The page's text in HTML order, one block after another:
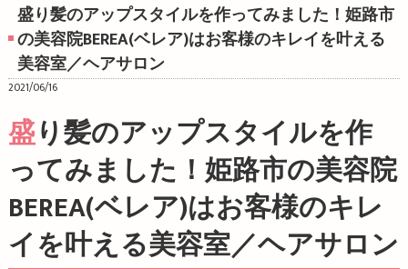
盛り髪のアップスタイルを作ってみました！姫路市
の美容院BEREA(ベレア)はお客様のキレイを叶える
美容室／ヘアサロン
2021/06/16
盛り髪のアップスタイルを作
ってみました！姫路市の美容院
BEREA(ベレア)はお客様のキレ
イを叶える美容室／ヘアサロン